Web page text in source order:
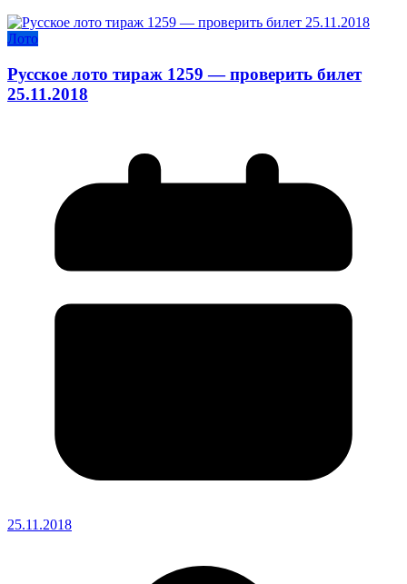
Лото
Русское лото тираж 1259 — проверить билет
25.11.2018
25.11.2018